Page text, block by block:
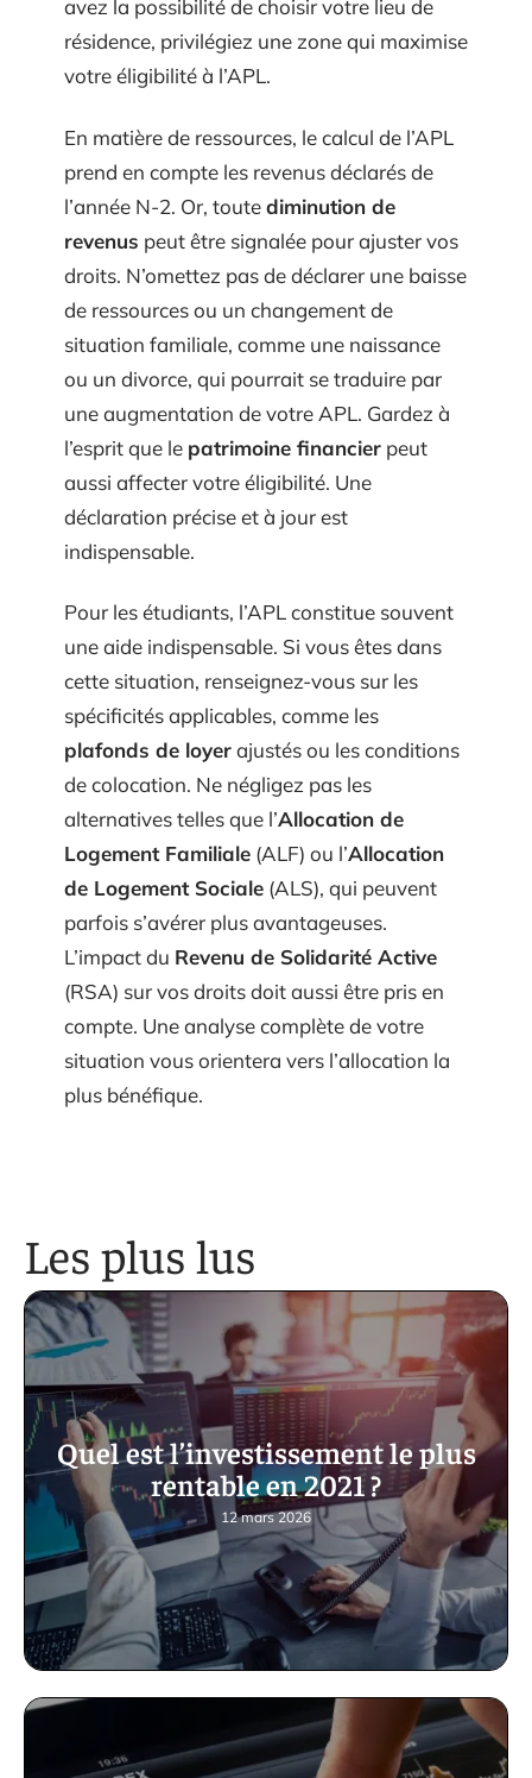
avez la possibilité de choisir votre lieu de
résidence, privilégiez une zone qui maximise
votre éligibilité à l’APL.
En matière de ressources, le calcul de l’APL
prend en compte les revenus déclarés de
l’année N-2. Or, toutediminution de
revenus peut être signalée pour ajuster vos
droits. N’omettez pas de déclarer une baisse
de ressources ou un changement de
situation familiale, comme une naissance
ou un divorce, qui pourrait se traduire par
une augmentation de votre APL. Gardez à
l’esprit que le patrimoine financier peut
aussi affecter votre éligibilité. Une
déclaration précise et à jour est
indispensable.
Pour les étudiants, l’APL constitue souvent
une aide indispensable. Si vous êtes dans
cette situation, renseignez-vous sur les
spécificités applicables, comme les
plafonds de loyerajustés ou les conditions
de colocation. Ne négligez pas les
alternatives telles que l’Allocation de
Logement Familiale (ALF) ou l’Allocation
de Logement Sociale (ALS), qui peuvent
parfois s’avérer plus avantageuses.
L’impact du Revenu de Solidarité Active
(RSA) sur vos droits doit aussi être pris en
compte. Une analyse complète de votre
situation vous orientera vers l’allocation la
plus bénéfique.
Les plus lus
Quel est l’investissement le plus
rentable en 2021 ?
12 mars 2026